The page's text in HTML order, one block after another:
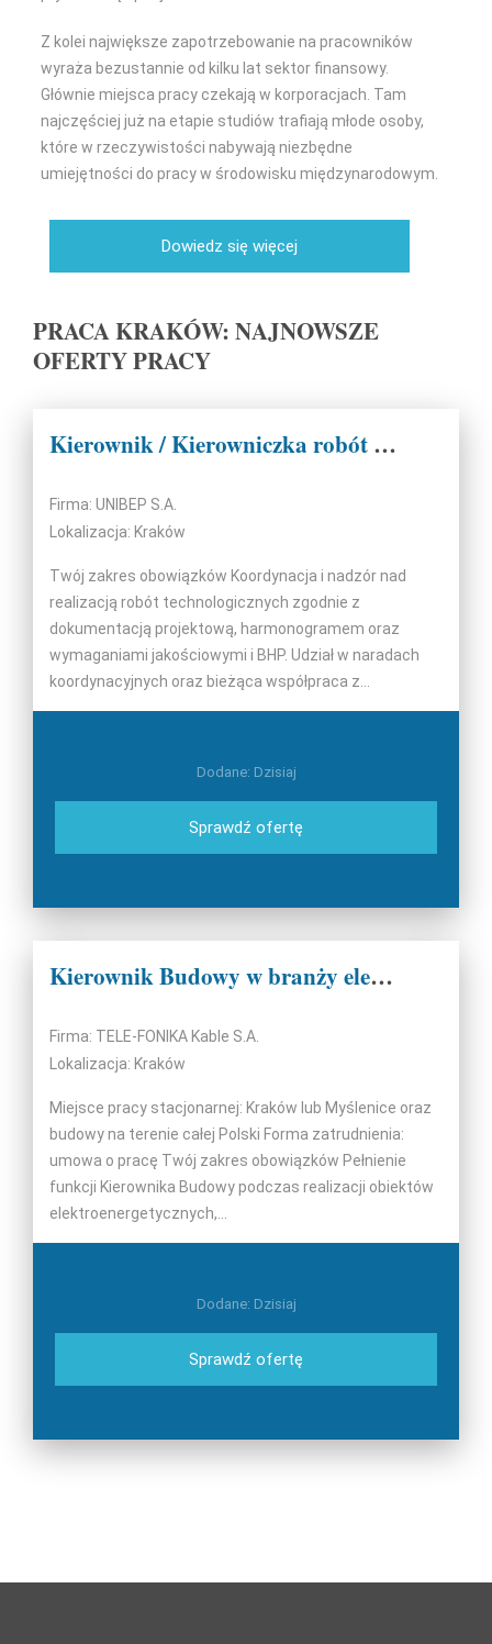
Z kolei największe zapotrzebowanie na pracowników
wyraża bezustannie od kilku lat sektor finansowy.
Głównie miejsca pracy czekają w korporacjach. Tam
najczęściej już na etapie studiów trafiają młode osoby,
które w rzeczywistości nabywają niezbędne
umiejętności do pracy w środowisku międzynarodowym.
Dowiedz się więcej
PRACA KRAKÓW: NAJNOWSZE
OFERTY PRACY
Kierownik / Kierowniczka robót technologicznych
Firma: UNIBEP S.A.
Lokalizacja: Kraków
Twój zakres obowiązków Koordynacja i nadzór nad
realizacją robót technologicznych zgodnie z
dokumentacją projektową, harmonogramem oraz
wymaganiami jakościowymi i BHP. Udział w naradach
koordynacyjnych oraz bieżąca współpraca z...
Dodane: Dzisiaj
Sprawdź ofertę
Kierownik Budowy w branży elektroenergetycznej (k/m)
Firma: TELE-FONIKA Kable S.A.
Lokalizacja: Kraków
Miejsce pracy stacjonarnej: Kraków lub Myślenice oraz
budowy na terenie całej Polski Forma zatrudnienia:
umowa o pracę Twój zakres obowiązków Pełnienie
funkcji Kierownika Budowy podczas realizacji obiektów
elektroenergetycznych,...
Dodane: Dzisiaj
Sprawdź ofertę